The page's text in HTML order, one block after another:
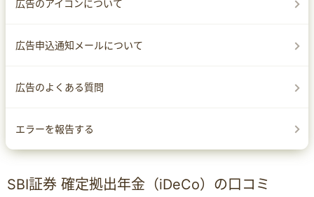
広告のアイコンについて
広告申込通知メールについて
広告のよくある質問
エラーを報告する
SBI証券 確定拠出年金（iDeCo）の口コミ